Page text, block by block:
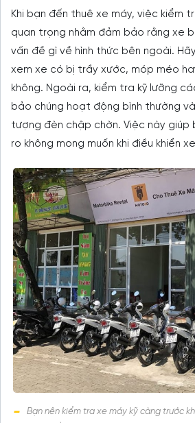
Khi bạn đến thuê xe máy, việc kiểm
quan trọng nhằm đảm bảo rằng xe
vấn đề gì về hình thức bên ngoài.
xem xe có bị trầy xước, móp méo
không. Ngoài ra, kiểm tra kỹ lưỡng
bảo chúng hoạt động bình thường
tượng đèn chập chờn. Việc này giúp
ro không mong muốn khi điều khiển
Bạn nên kiểm tra xe máy kỹ càng trước